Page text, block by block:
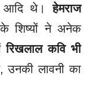
थे।हेमराज
शिष्यों ने अनेक
रिखलाल कवि भी
लावनी का